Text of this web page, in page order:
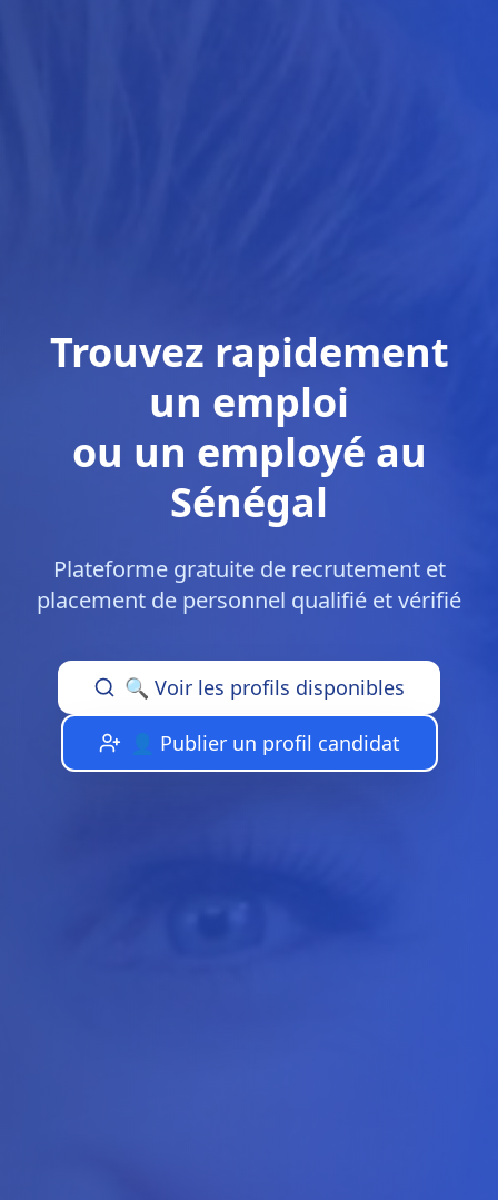
Trouvez rapidement
un emploi
ou un employé au
Sénégal
Plateforme gratuite de recrutement et
placement de personnel qualifié et vérifié
🔍 Voir les profils disponibles
👤 Publier un profil candidat